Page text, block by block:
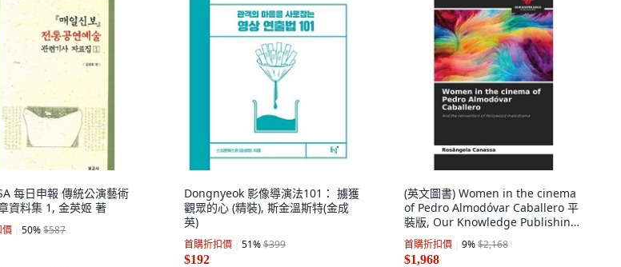
每日申報 傳統公演藝術
資料集 1, 金英姬 著
價 50%$587
Dongnyeok 影像導演法101： 擄獲
觀眾的心 (精裝), 斯金溫斯特(金成
英)
首購折扣價 51%$399
$192
(英文圖書) Women in the cinema
of Pedro Almodóvar Caballero 平
裝版, Our Knowledge Publishing,
英文
首購折扣價 9%$2,168
$1,968